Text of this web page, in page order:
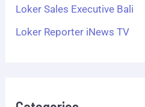
Loker Sales Executive Bali
Loker Reporter iNews TV